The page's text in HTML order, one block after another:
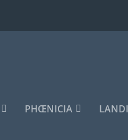
PHŒNICIA